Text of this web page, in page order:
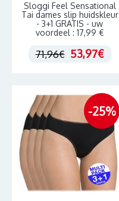
Sloggi Feel Sensational
Tai dames slip huidskleur
- 3+1 GRATIS - uw
voordeel : 17,99 €
71,96€ 53,97€
-25%